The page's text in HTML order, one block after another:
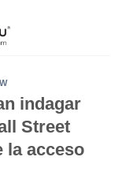
indagar
Street
la acceso